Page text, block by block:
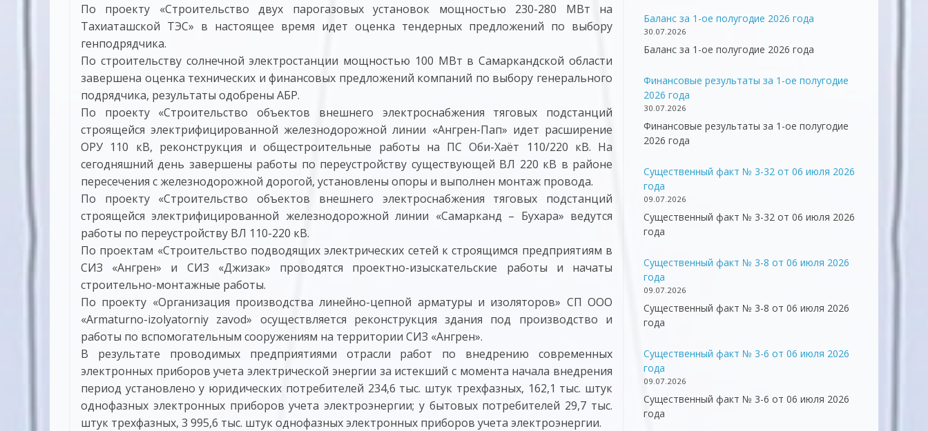
По проекту «Строительство двух парогазовых установок мощностью 230-280 МВт на
Тахиаташской ТЭС» в настоящее время идет оценка тендерных предложений по выбору
генподрядчика.
По строительству солнечной электростанции мощностью 100 МВт в Самаркандской области
завершена оценка технических и финансовых предложений компаний по выбору генерального
подрядчика, результаты одобрены АБР.
По проекту «Строительство объектов внешнего электроснабжения тяговых подстанций
строящейся электрифицированной железнодорожной линии «Ангрен-Пап» идет расширение
ОРУ 110 кВ, реконструкция и общестроительные работы на ПС Оби-Хаёт 110/220 кВ. На
сегодняшний день завершены работы по переустройству существующей ВЛ 220 кВ в районе
пересечения с железнодорожной дорогой, установлены опоры и выполнен монтаж провода.
По проекту «Строительство объектов внешнего электроснабжения тяговых подстанций
строящейся электрифицированной железнодорожной линии «Самарканд – Бухара» ведутся
работы по переустройству ВЛ 110-220 кВ.
По проектам «Строительство подводящих электрических сетей к строящимся предприятиям в
СИЗ «Ангрен» и СИЗ «Джизак» проводятся проектно-изыскательские работы и начаты
строительно-монтажные работы.
По проекту «Организация производства линейно-цепной арматуры и изоляторов» СП ООО
«Armaturno-izolyatorniy zavod» осуществляется реконструкция здания под производство и
работы по вспомогательным сооружениям на территории СИЗ «Ангрен».
В результате проводимых предприятиями отрасли работ по внедрению современных
электронных приборов учета электрической энергии за истекший с момента начала внедрения
период установлено у юридических потребителей 234,6 тыс. штук трехфазных, 162,1 тыс. штук
однофазных электронных приборов учета электроэнергии; у бытовых потребителей 29,7 тыс.
штук трехфазных, 3 995,6 тыс. штук однофазных электронных приборов учета электроэнергии.
Баланс за 1-ое полугодие 2026 года
30.07.2026
Баланс за 1-ое полугодие 2026 года
Финансовые результаты за 1-ое полугодие
2026 года
30.07.2026
Финансовые результаты за 1-ое полугодие
2026 года
Существенный факт № 3-32 от 06 июля 2026
года
09.07.2026
Существенный факт № 3-32 от 06 июля 2026
года
Существенный факт № 3-8 от 06 июля 2026
года
09.07.2026
Существенный факт № 3-8 от 06 июля 2026
года
Существенный факт № 3-6 от 06 июля 2026
года
09.07.2026
Существенный факт № 3-6 от 06 июля 2026
года